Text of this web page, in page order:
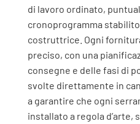
di lavoro ordinato,
cronoprogramma stabilito
costruttrice. Ogni
preciso, con una
consegne e delle fasi di
svolte direttamente in
a garantire che ogni
installato a regola d’arte,